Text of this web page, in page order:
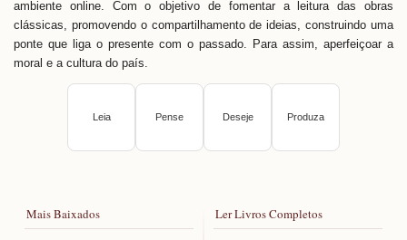
ambiente online. Com o objetivo de fomentar a leitura das obras
clássicas, promovendo o compartilhamento de ideias, construindo uma
ponte que liga o presente com o passado. Para assim, aperfeiçoar a
moral e a cultura do país.
Leia Pense Deseje Produza
Mais Baixados Ler Livros Completos